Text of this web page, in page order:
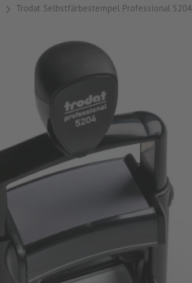
Trodat Selbstfärbestempel Professional 5204